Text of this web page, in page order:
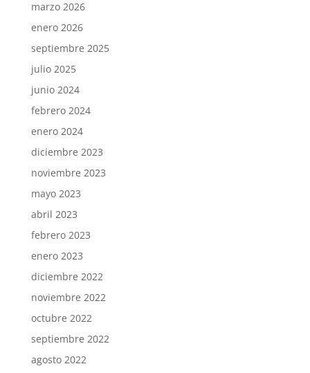
marzo 2026
enero 2026
septiembre 2025
julio 2025
junio 2024
febrero 2024
enero 2024
diciembre 2023
noviembre 2023
mayo 2023
abril 2023
febrero 2023
enero 2023
diciembre 2022
noviembre 2022
octubre 2022
septiembre 2022
agosto 2022